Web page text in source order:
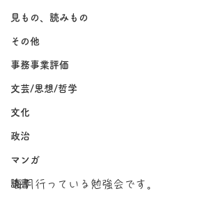
見もの、読みもの
その他
事務事業評価
文芸/思想/哲学
文化
政治
マンガ
読書
毎月行っている勉強会です。